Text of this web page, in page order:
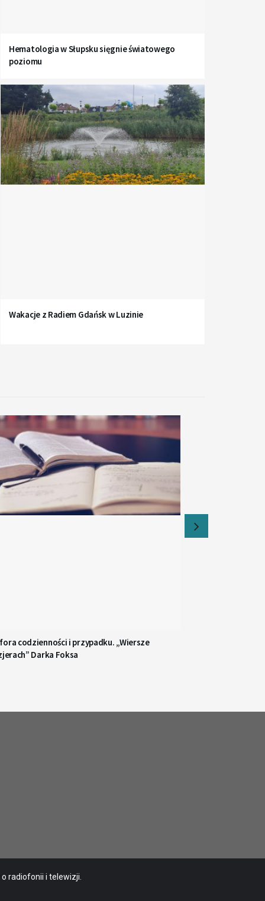
Hematologia w Słupsku sięgnie światowego
poziomu
Wakacje z Radiem Gdańsk w Luzinie
codzienności i przypadku. „Wiersze
Darka Foksa
radiofonii i telewizji.